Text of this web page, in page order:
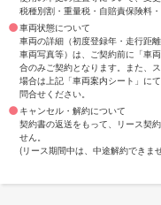
税種別割・重量税・自賠責保険料
車両状態について
車両の詳細（初度登録年・走行距
車両写真等）は、ご契約前に「車
合のみご契約となります。また、
場合は上記「車両案内シート」に
問合せください。
キャンセル・解約について
契約書の返送をもって、リース契
せん。
(リース期間中は、中途解約できま